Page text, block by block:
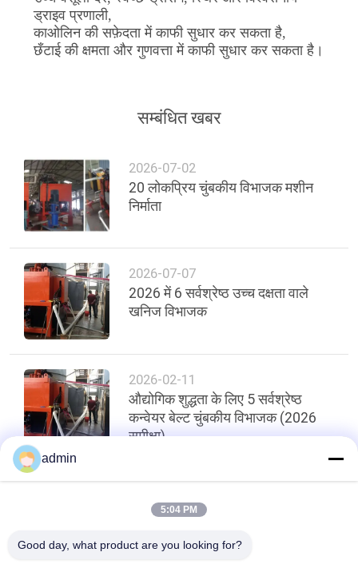
ड्राइव प्रणाली,
काओलिन की सफ़ेदता में काफी सुधार कर सकता है,
छँटाई की क्षमता और गुणवत्ता में काफी सुधार कर सकता है।
सम्बंधित खबर
2026-07-02
20 लोकप्रिय चुंबकीय विभाजक मशीन
निर्माता
2026-07-07
2026 में 6 सर्वश्रेष्ठ उच्च दक्षता वाले
खनिज विभाजक
2026-02-11
औद्योगिक शुद्धता के लिए 5 सर्वश्रेष्ठ
कन्वेयर बेल्ट चुंबकीय विभाजक (2026
समीक्षा)
शीर्ष
admin
5:04 PM
Good day, what product are you looking for?